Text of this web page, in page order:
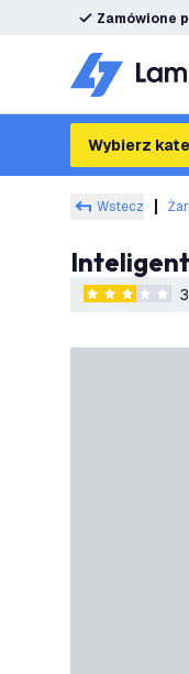
Zamówione
Wybierz
Wstecz
3 Gwiazdki